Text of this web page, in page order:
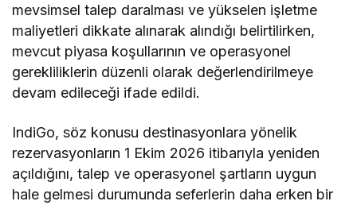
mevsimsel talep daralması ve yükselen işletme
maliyetleri dikkate alınarak alındığı belirtilirken,
mevcut piyasa koşullarının ve operasyonel
gerekliliklerin düzenli olarak değerlendirilmeye
devam edileceği ifade edildi.
IndiGo, söz konusu destinasyonlara yönelik
rezervasyonların 1 Ekim 2026 itibarıyla yeniden
açıldığını, talep ve operasyonel şartların uygun
hale gelmesi durumunda seferlerin daha erken bir